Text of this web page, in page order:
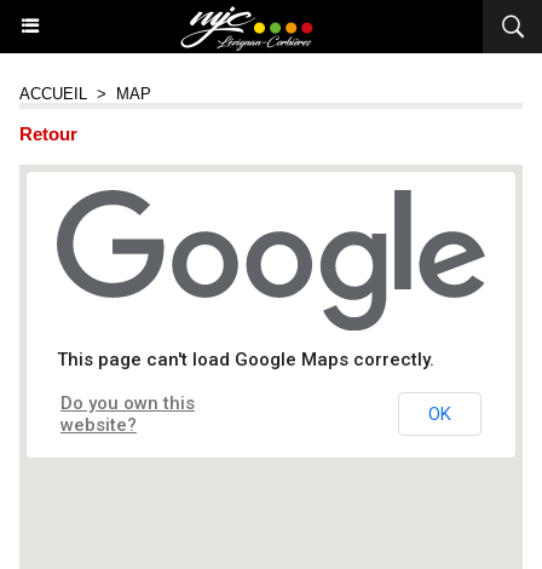
ACCUEIL > MAP
Retour
This page can't load Google Maps correctly.
Do you own this
website?
OK